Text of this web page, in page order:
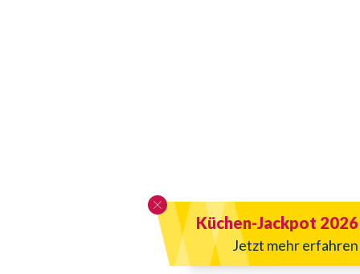
Küchen-Jackpot 2026
Jetzt mehr erfahren